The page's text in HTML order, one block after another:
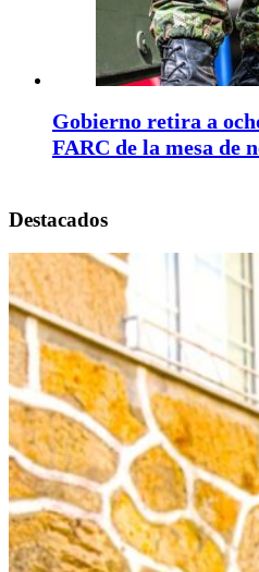
Gobierno retira a
FARC de la mesa de
Destacados